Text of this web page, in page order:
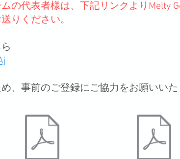
の代表者様は、下記リンクよりMelty
りください。
、事前のご登録にご協力をお願いいた